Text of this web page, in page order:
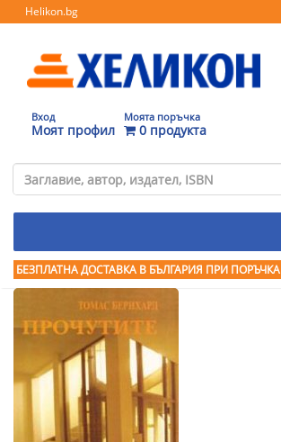
Helikon.bg
Вход
Моят профил
Моята поръчка
0 продукта
БЕЗПЛАТНА ДОСТАВКА В БЪЛГАРИЯ ПРИ ПОРЪЧКА